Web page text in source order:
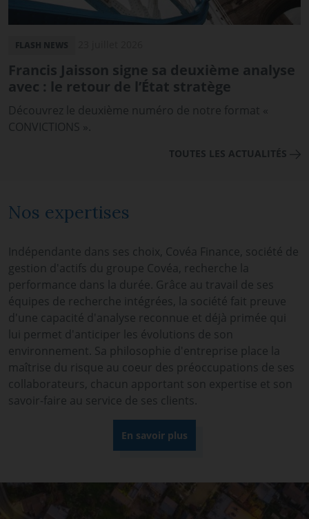
Francis Jaisson signe sa deuxième analyse
avec : le retour de l’État stratège
Découvrez le deuxième numéro de notre format «
CONVICTIONS ».
TOUTES LES ACTUALITÉS
Nos expertises
Indépendante dans ses choix, Covéa Finance, société de
gestion d'actifs du groupe Covéa, recherche la
performance dans la durée. Grâce au travail de ses
équipes de recherche intégrées, la société fait preuve
d'une capacité d'analyse reconnue et déjà primée qui
lui permet d'anticiper les évolutions de son
environnement. Sa philosophie d'entreprise place la
maîtrise du risque au coeur des préoccupations de ses
collaborateurs, chacun apportant son expertise et son
savoir-faire au service de ses clients.
En savoir plus